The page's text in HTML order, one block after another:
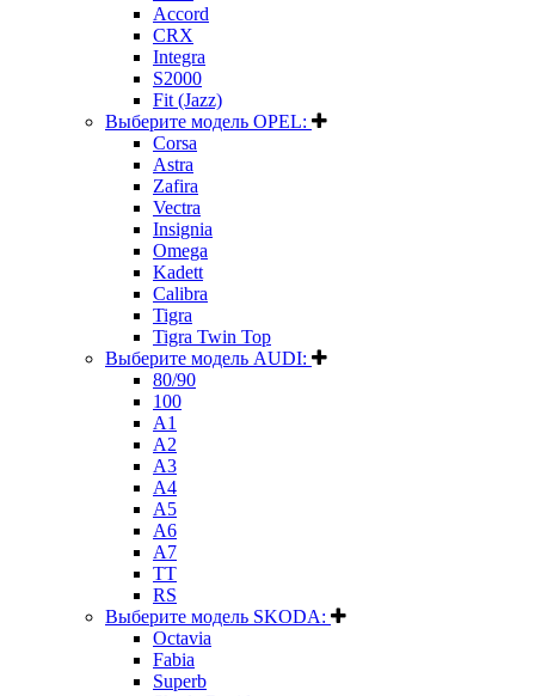
Accord
CRX
Integra
S2000
Fit (Jazz)
Выберите модель OPEL:
Corsa
Astra
Zafira
Vectra
Insignia
Omega
Kadett
Calibra
Tigra
Tigra Twin Top
Выберите модель AUDI:
80/90
100
A1
A2
A3
A4
A5
A6
A7
TT
RS
Выберите модель SKODA:
Octavia
Fabia
Superb